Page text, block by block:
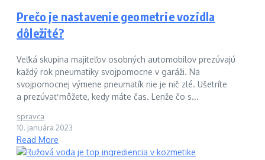
Prečo je nastavenie geometrie vozidla
dôležité?
Veľká skupina majiteľov osobných automobilov prezúvajú
každý rok pneumatiky svojpomocne v garáži. Na
svojpomocnej výmene pneumatík nie je nič zlé. Ušetríte
a prezúvať môžete, kedy máte čas. Lenže čo s...
spravca
10. januára 2023
Read More